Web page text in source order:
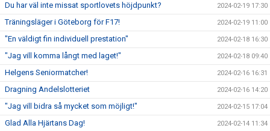
Du har väl inte missat sportlovets höjdpunkt? 2024-02-19 17:30
Träningsläger i Göteborg för F17! 2024-02-19 11:00
"En väldigt fin individuell prestation" 2024-02-18 16:30
"Jag vill komma långt med laget!" 2024-02-18 09:40
Helgens Seniormatcher! 2024-02-16 16:31
Dragning Andelslotteriet 2024-02-16 14:20
"Jag vill bidra så mycket som möjligt!" 2024-02-15 17:04
Glad Alla Hjärtans Dag! 2024-02-14 11:34